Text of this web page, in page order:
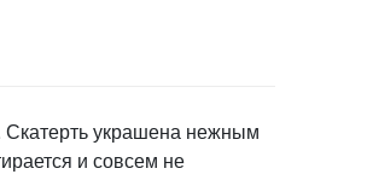
Скатерть украшена нежным
и совсем не